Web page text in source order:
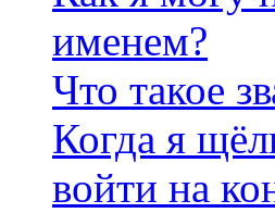
именем?
Что такое
Когда я
войти на